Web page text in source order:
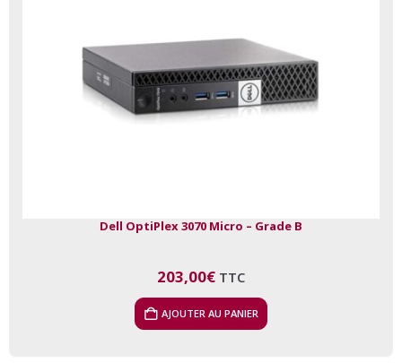
Dell OptiPlex 3070 Micro – Grade B
203,00€ TTC
AJOUTER AU PANIER